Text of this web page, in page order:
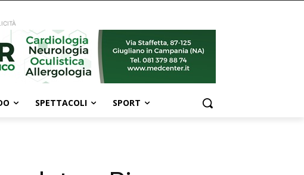
SPETTACOLI SPORT